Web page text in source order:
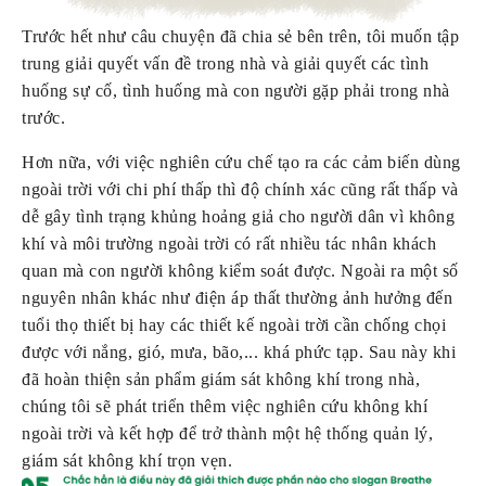
Trước hết như câu chuyện đã chia sẻ bên trên, tôi muốn tập
trung giải quyết vấn đề trong nhà và giải quyết các tình
huống sự cố, tình huống mà con người gặp phải trong nhà
trước.
Hơn nữa, với việc nghiên cứu chế tạo ra các cảm biến dùng
ngoài trời với chi phí thấp thì độ chính xác cũng rất thấp và
dễ gây tình trạng khủng hoảng giả cho người dân vì không
khí và môi trường ngoài trời có rất nhiều tác nhân khách
quan mà con người không kiểm soát được. Ngoài ra một số
nguyên nhân khác như điện áp thất thường ảnh hưởng đến
tuổi thọ thiết bị hay các thiết kế ngoài trời cần chống chọi
được với nắng, gió, mưa, bão,... khá phức tạp. Sau này khi
đã hoàn thiện sản phẩm giám sát không khí trong nhà,
chúng tôi sẽ phát triển thêm việc nghiên cứu không khí
ngoài trời và kết hợp để trở thành một hệ thống quản lý,
giám sát không khí trọn vẹn.